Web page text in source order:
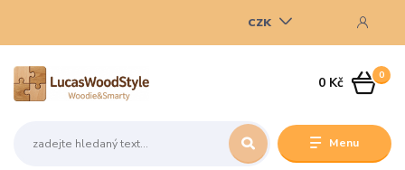
Menu
CZK
0
0 Kč